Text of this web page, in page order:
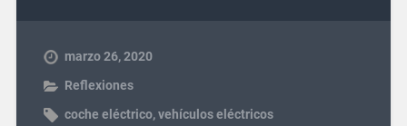
marzo 26, 2020
Reflexiones
coche eléctrico,vehículos eléctricos